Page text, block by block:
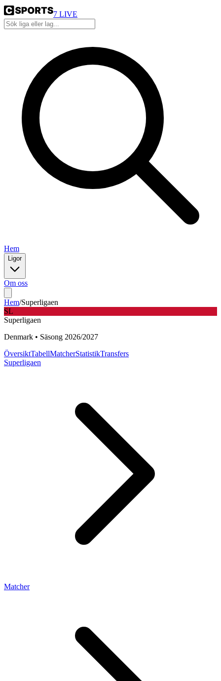
7 LIVE
Hem
Ligor
Om oss
Hem/Superligaen
SL
Superligaen
Denmark • Säsong 2026/2027
ÖversiktTabellMatcherStatistikTransfers
Superligaen
Matcher